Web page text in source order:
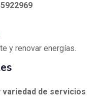
y renovar energías.
variedad de servicios